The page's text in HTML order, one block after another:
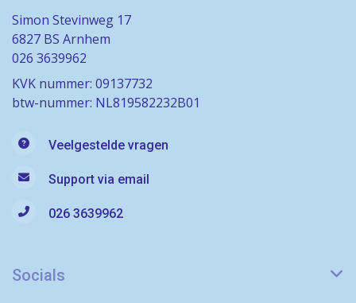
Simon Stevinweg 17
6827 BS Arnhem
026 3639962
KVK nummer: 09137732
btw-nummer: NL819582232B01
Veelgestelde vragen
Support via email
026 3639962
Socials